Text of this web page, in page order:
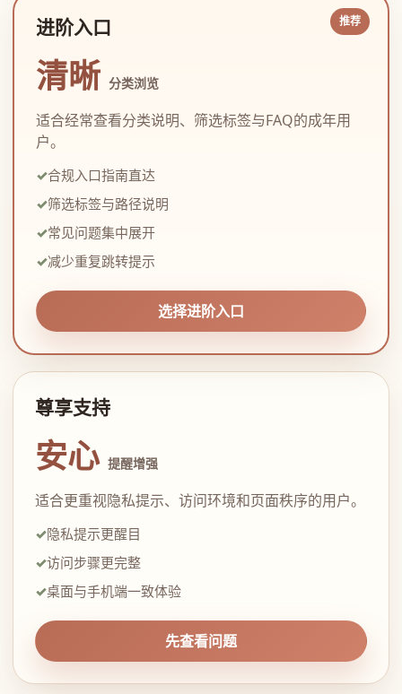
进阶入口
清晰 分类浏览
适合经常查看分类说明、筛选标签与FAQ的成年用
户。
合规入口指南直达
筛选标签与路径说明
常见问题集中展开
减少重复跳转提示
选择进阶入口
尊享支持
安心 提醒增强
适合更重视隐私提示、访问环境和页面秩序的用户。
隐私提示更醒目
访问步骤更完整
桌面与手机端一致体验
先查看问题